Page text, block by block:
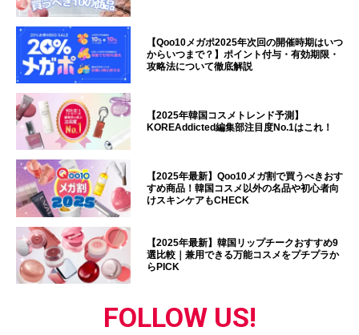
【Qoo10メガポ2025年次回の開催時期はいつ
からいつまで？】ポイント付与・有効期限・
攻略法について徹底解説
【2025年韓国コスメトレンド予測】
KOREAddicted編集部注目度No.1はこれ！
【2025年最新】Qoo10メガ割で買うべきおす
すめ商品！韓国コスメ以外の名品や初心者向
けスキンケアもCHECK
【2025年最新】韓国リップチークおすすめ9
選比較｜兼用できる万能コスメをプチプラか
らPICK
FOLLOW US!